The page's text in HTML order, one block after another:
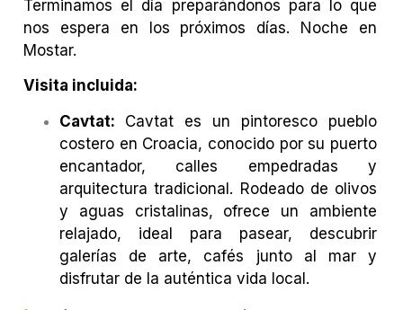
Terminamos el día preparándonos para lo que
nos espera en los próximos días. Noche en
Mostar.
Visita incluida:
Cavtat: Cavtat es un pintoresco pueblo
costero en Croacia, conocido por su puerto
encantador, calles empedradas y
arquitectura tradicional. Rodeado de olivos
y aguas cristalinas, ofrece un ambiente
relajado, ideal para pasear, descubrir
galerías de arte, cafés junto al mar y
disfrutar de la auténtica vida local.